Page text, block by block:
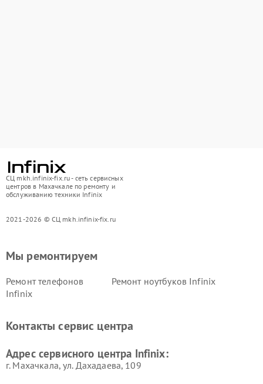
СЦ mkh.infinix-fix.ru - сеть сервисных
центров в Махачкале по ремонту и
обслуживанию техники Infinix
2021-2026 © СЦ mkh.infinix-fix.ru
Мы ремонтируем
Ремонт телефонов
Infinix
Ремонт ноутбуков Infinix
Контакты сервис центра
Адрес сервисного центра Infinix:
г. Махачкала, ул. Дахадаева, 109